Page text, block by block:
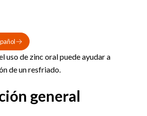
uso de zinc oral puede ayudar a
de un resfriado.
general